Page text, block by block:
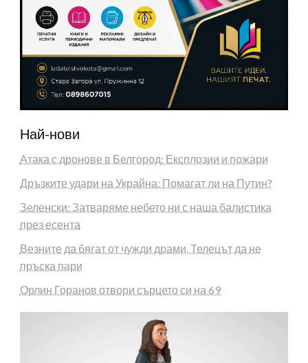
Най-нови
Атака с дронове в Белгород: Експлозии и пожари
Дръзките удари на Украйна: Помагат ли на Путин?
Зеленски: Затваряме небето ни с наша балистика
през есента
Везните да бягат от чужди драми, Телецът да не
пръска пари
Орлин Горанов отвори сърцето си на 69